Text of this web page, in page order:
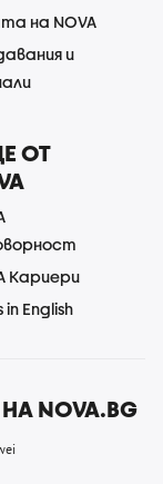
на NOVA
и
ОТ
Кариери
in English
NOVA.BG